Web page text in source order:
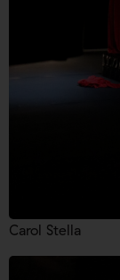
Carol Stella